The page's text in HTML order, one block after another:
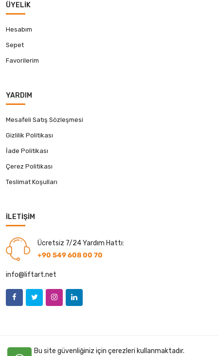
ÜYELIK
Hesabım
Sepet
Favorilerim
YARDIM
Mesafeli Satış Sözleşmesi
Gizlilik Politikası
İade Politikası
Çerez Politikası
Teslimat Koşulları
İLETIŞIM
Ücretsiz 7/24 Yardım Hattı:
+90 549 608 00 70
info@liftart.net
Bu site güvenliğiniz için çerezleri kullanmaktadır.